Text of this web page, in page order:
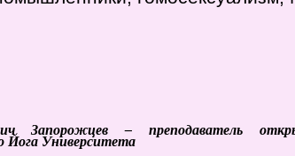
Запорожцев – преподаватель
Йога Университета